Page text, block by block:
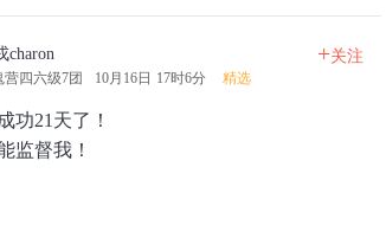
charon
营四六级7团 10月16日 17时6分 精选
+关注
功21天了！
监督我！